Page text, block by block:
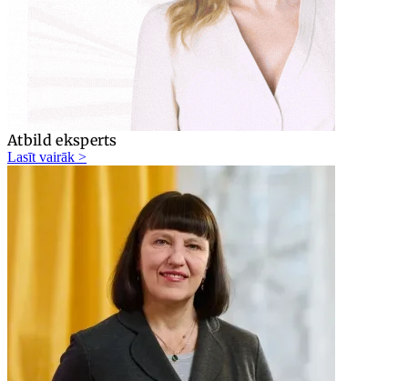
Atbild eksperts
Lasīt vairāk >